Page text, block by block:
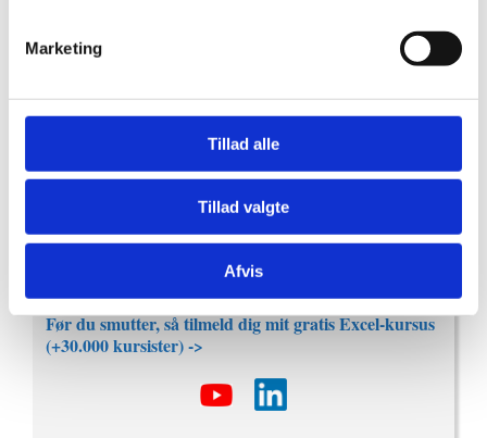
Marketing
Tillad alle
Tillad valgte
Afvis
Jeg er partner i Proximo, certificeret Microsoft Office
kategorien.
Med mere end 10 års erfaring, har jeg lært Excel til
tusindvis af danskere.
Jeg har brugt mere end 4 timer på at researche og skrive
denne guide.
Sidst opdateret d. 2. september, 2024.
Før du smutter, så tilmeld dig mit gratis Excel-kursus
(+30.000 kursister) ->